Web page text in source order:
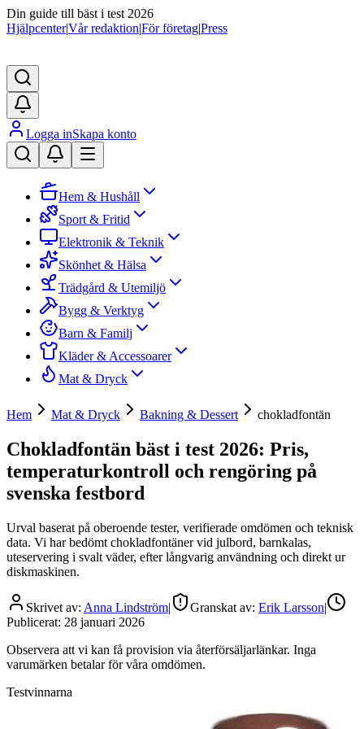
Din guide till bäst i test 2026
Hjälpcenter|Vår redaktion|För företag|Press
Logga inSkapa konto
Hem & Hushåll
Sport & Fritid
Elektronik & Teknik
Skönhet & Hälsa
Trädgård & Utemiljö
Bygg & Verktyg
Barn & Familj
Kläder & Accessoarer
Mat & Dryck
Hem Mat & Dryck Bakning & Dessert chokladfontän
Chokladfontän bäst i test 2026: Pris,
temperaturkontroll och rengöring på
svenska festbord
Urval baserat på oberoende tester, verifierade omdömen och teknisk
data. Vi har bedömt chokladfontäner vid julbord, barnkalas,
uteservering i svalt väder, efter långvarig användning och direkt ur
diskmaskinen.
Skrivet av: Anna Lindström| Granskat av: Erik Larsson|
Publicerat: 28 januari 2026
Observera att vi kan få provision via återförsäljarlänkar. Inga
varumärken betalar för våra omdömen.
Testvinnarna